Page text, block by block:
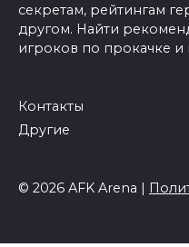
секретам, рейтингам
другом. Найти
игроков по прокачке
Контакты
Другие
© 2026 AFK Arena |